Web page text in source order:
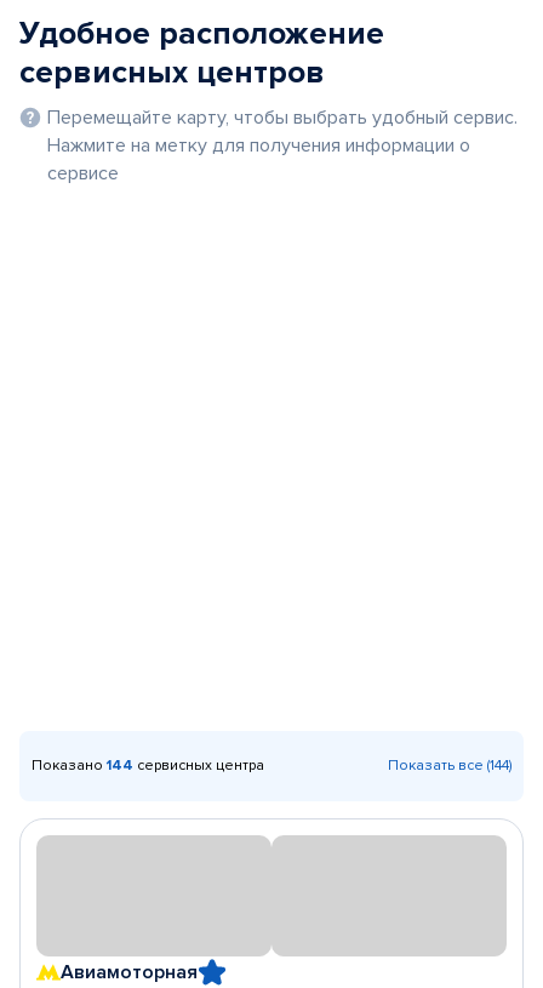
Удобное расположение
сервисных центров
Перемещайте карту, чтобы выбрать удобный сервис.
Нажмите на метку для получения информации о
сервисе
Показано 144 сервисных центра Показать все (144)
Авиамоторная